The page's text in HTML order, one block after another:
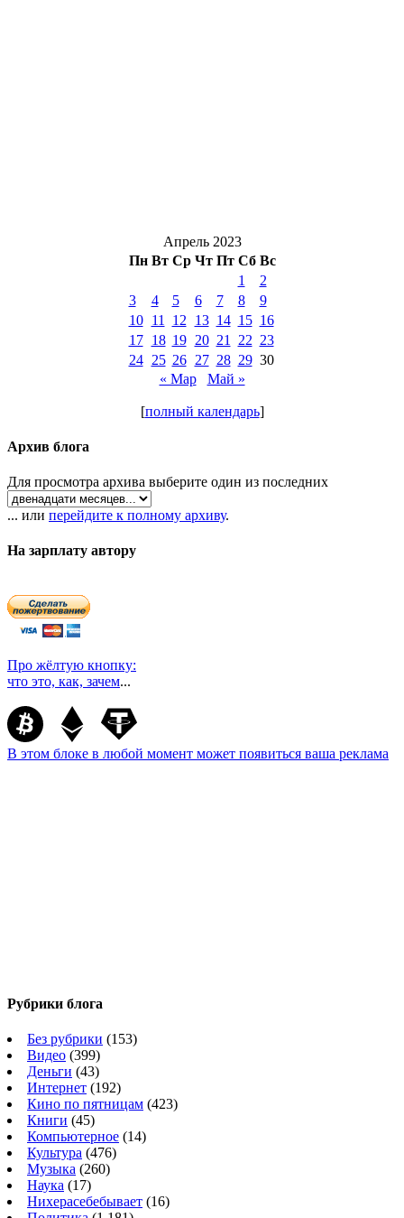
Апрель 2023
Пн Вт Ср Чт Пт Сб Вс
1
2
3
4 5 6 7 8
9
10
11 12 13 14 15 16
17
18 19 20 21 22 23
24
25 26 27 28 29 30
« Мар
Май »
[полный календарь]
Архив блога
Для просмотра архива выберите один из последних
... или перейдите к полному архиву.
На зарплату автору
Про жёлтую кнопку:
что это, как, зачем...
В этом блоке в любой момент может появиться ваша реклама
Рубрики блога
Без рубрики (153)
Видео (399)
Деньги (43)
Интернет (192)
Кино по пятницам (423)
Книги (45)
Компьютерное (14)
Культура (476)
Музыка (260)
Наука (17)
Нихерасебебывает (16)